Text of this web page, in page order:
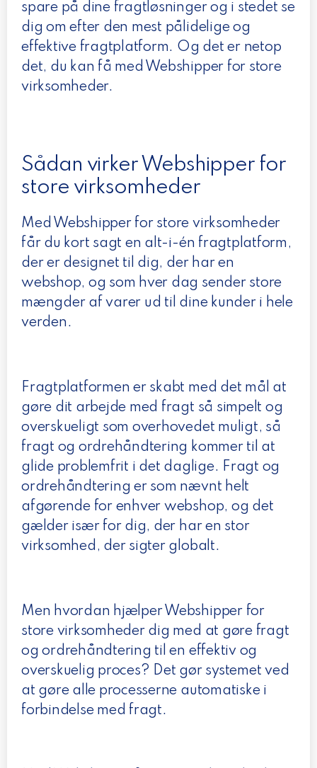
spare på dine fragtløsninger og i stedet se
dig om efter den mest pålidelige og
effektive fragtplatform. Og det er netop
det, du kan få med Webshipper for store
virksomheder.
Sådan virker Webshipper for
store virksomheder
Med Webshipper for store virksomheder
får du kort sagt en alt-i-én fragtplatform,
der er designet til dig, der har en
webshop, og som hver dag sender store
mængder af varer ud til dine kunder i hele
verden.
Fragtplatformen er skabt med det mål at
gøre dit arbejde med fragt så simpelt og
overskueligt som overhovedet muligt, så
fragt og ordrehåndtering kommer til at
glide problemfrit i det daglige. Fragt og
ordrehåndtering er som nævnt helt
afgørende for enhver webshop, og det
gælder især for dig, der har en stor
virksomhed, der sigter globalt.
Men hvordan hjælper Webshipper for
store virksomheder dig med at gøre fragt
og ordrehåndtering til en effektiv og
overskuelig proces? Det gør systemet ved
at gøre alle processerne automatiske i
forbindelse med fragt.